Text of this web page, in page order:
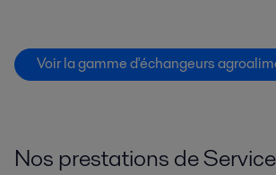
Voir la gamme d'échangeurs
Nos prestations de Service